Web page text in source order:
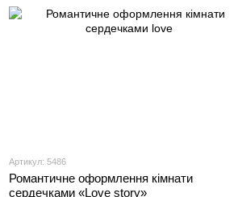
Артикул: 5486
Романтичне оформлення кімнати
сердечками «Love story»